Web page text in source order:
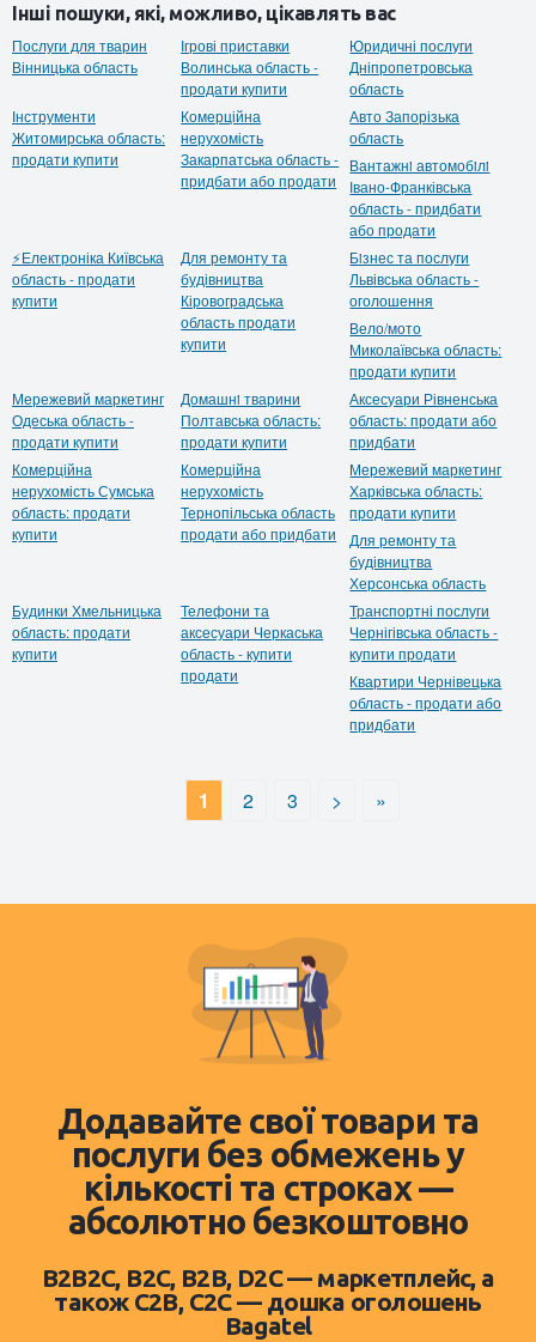
Інші пошуки, які, можливо, цікавлять вас
Послуги для тварин
Вінницька область
Ігрові приставки
Волинська область -
продати купити
Юридичні послуги
Дніпропетровська
область
Інструменти
Житомирська область:
продати купити
Комерційна
нерухомість
Закарпатська область -
придбати або продати
Авто Запорізька
область
Вантажнi автомобiлi
Івано-Франківська
область - придбати
або продати
⚡Електроніка Київська
область - продати
купити
Для ремонту та
будівництва
Кіровоградська
область продати
купити
Бiзнес та послуги
Львівська область -
оголошення
Вело/мото
Миколаївська область:
продати купити
Мережевий маркетинг
Одеська область -
продати купити
Домашнi тварини
Полтавська область:
продати купити
Аксесуари Рівненська
область: продати або
придбати
Комерційна
нерухомість Сумська
область: продати
купити
Комерційна
нерухомість
Тернопільська область
продати або придбати
Мережевий маркетинг
Харківська область:
продати купити
Для ремонту та
будівництва
Херсонська область
Будинки Хмельницька
область: продати
купити
Телефони та
аксесуари Черкаська
область - купити
продати
Транспортні послуги
Чернігівська область -
купити продати
Квартири Чернівецька
область - продати або
придбати
1 2 3 > »
Додавайте свої товари та
послуги без обмежень у
кількості та строках —
абсолютно безкоштовно
B2B2C, B2C, B2B, D2C — маркетплейс, а
також C2B, C2C — дошка оголошень
Bagatel